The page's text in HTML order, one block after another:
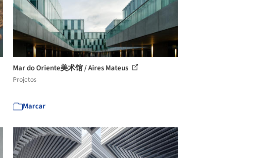
Mar do Oriente美术馆 / Aires Mateus
Projetos
Marcar